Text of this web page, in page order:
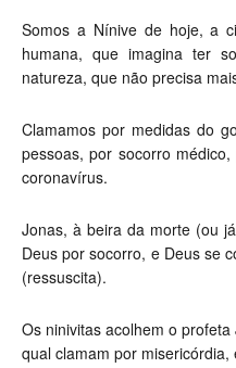
Somos a Nínive de hoje, a
humana, que imagina ter
natureza, que não precisa
Clamamos por medidas do
pessoas, por socorro
coronavírus.
Jonas, à beira da morte (ou
Deus por socorro, e Deus se
(ressuscita).
Os ninivitas acolhem o
qual clamam por misericórdia,